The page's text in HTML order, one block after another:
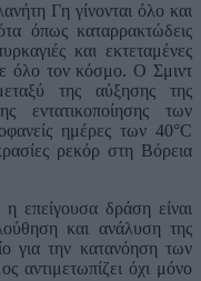
Γη γίνονται όλο και
όπως καταρρακτώδεις
και εκτεταμένες
όλο τον κόσμο. Ο Σμιντ
της αύξησης της
εντατικοποίησης των
ημέρες των 40°C
ρεκόρ στη Βόρεια
επείγουσα δράση είναι
και ανάλυση της
για την κατανόηση των
αντιμετωπίζει όχι μόνο